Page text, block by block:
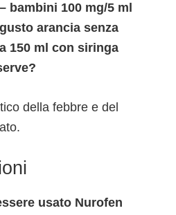
bambini 100 mg/5 ml
arancia senza
150 ml con siringa
della febbre e del
usato Nurofen